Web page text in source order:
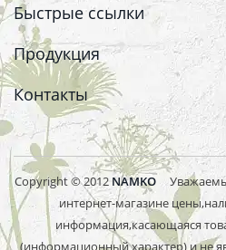
Быстрые ссылки
Продукция
Контакты
Copyright © 2012 NAMKO
интернет-магазине
информация,касающаяся
(информационный характер) и не